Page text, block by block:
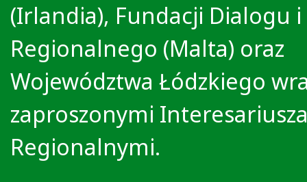
(Irlandia), Fundacji Dialogu
Regionalnego (Malta) oraz
Województwa Łódzkiego
zaproszonymi
Regionalnymi.